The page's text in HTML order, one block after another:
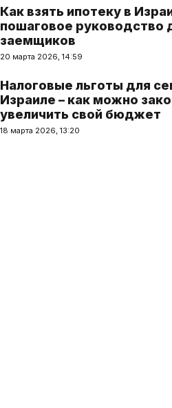
Как взять ипотеку в
пошаговое руководство
заемщиков
20 марта 2026, 14:59
Налоговые льготы для
Израиле – как можно
увеличить свой бюджет
18 марта 2026, 13:20